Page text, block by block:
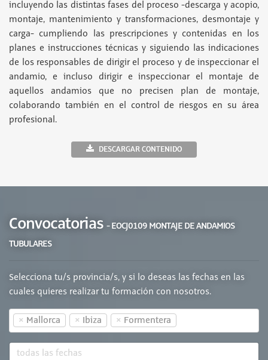
incluyendo las distintas fases del proceso -descarga y acopio,
montaje, mantenimiento y transformaciones, desmontaje y
carga- cumpliendo las prescripciones y contenidas en los
planes e instrucciones técnicas y siguiendo las indicaciones
de los responsables de dirigir el proceso y de inspeccionar el
andamio, e incluso dirigir e inspeccionar el montaje de
aquellos andamios que no precisen plan de montaje,
colaborando también en el control de riesgos en su área
profesional.
DESCARGAR CONTENIDO
Convocatorias - EOCJ0109 MONTAJE DE ANDAMIOS
TUBULARES
Selecciona tu/s provincia/s, y si lo deseas las fechas en las
cuales quieres realizar tu formación con nosotros.
× Mallorca × Ibiza × Formentera